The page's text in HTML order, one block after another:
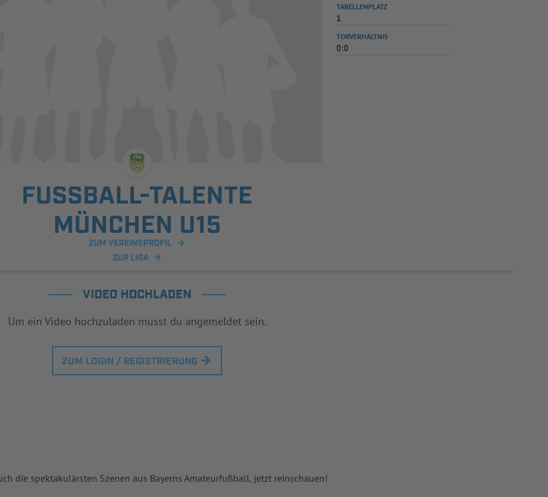
FUSSBALL-TALENTE M
ÜNCHEN U15
ZUM VEREINSPROFIL
ZUR LIGA
TABELLENPLATZ
1
TORVERHÄLTNIS
0:0
VIDEO HOCHLADEN
Um ein Video hochzuladen musst du angemeldet sein.
ZUM LOGIN / REGISTRIERUNG
die spektakulärsten Szenen aus Bayerns Amateurfußball, jetzt reinschauen!